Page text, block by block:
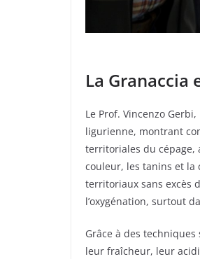
La
Le Prof. Vincenzo
ligurienne, montrant
territoriales du
couleur, les tanins et la
territoriaux sans excès
l’oxygénation, surtout
Grâce à des
leur fraîcheur, leur